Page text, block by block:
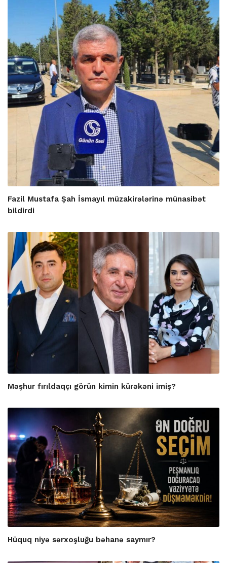
Fazil Mustafa Şah İsmayıl müzakirələrinə münasibət
bildirdi
Məşhur fırıldaqçı görün kimin kürəkəni imiş?
Hüquq niyə sərxoşluğu bəhanə saymır?